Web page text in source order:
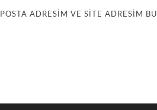
ADRESIM VE SITE ADRESIM BU